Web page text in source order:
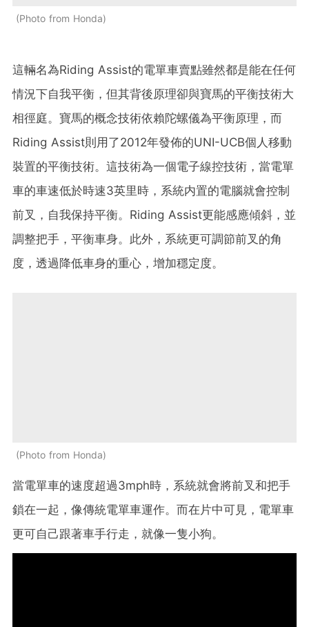
Photo from Honda
這輛名為Riding Assist的電單車賣點雖然都是能在任何
情況下自我平衡，但其背後原理卻與寶馬的平衡技術大
相徑庭。寶馬的概念技術依賴陀螺儀為平衡原理，而
Riding Assist則用了2012年發佈的UNI-UCB個人移動
裝置的平衡技術。這技術為一個電子線控技術，當電單
車的車速低於時速3英里時，系統内置的電腦就會控制
前叉，自我保持平衡。Riding Assist更能感應傾斜，並
調整把手，平衡車身。此外，系統更可調節前叉的角
度，透過降低車身的重心，增加穩定度。
Photo from Honda
當電單車的速度超過3mph時，系統就會將前叉和把手
鎖在一起，像傳統電單車運作。而在片中可見，電單車
更可自己跟著車手行走，就像一隻小狗。